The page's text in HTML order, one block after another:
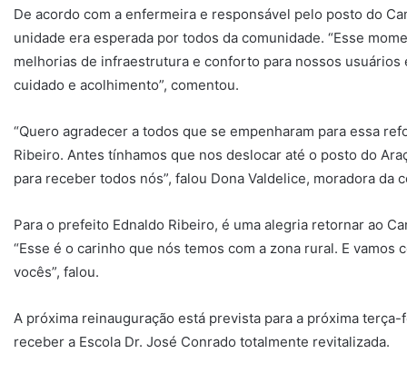
De acordo com a enfermeira e responsável pelo posto do
unidade era esperada por todos da comunidade. “Esse
melhorias de infraestrutura e conforto para nossos
cuidado e acolhimento”, comentou.
“Quero agradecer a todos que se empenharam para essa
Ribeiro. Antes tínhamos que nos deslocar até o posto do
para receber todos nós”, falou Dona Valdelice, moradora da
Para o prefeito Ednaldo Ribeiro, é uma alegria retornar ao
“Esse é o carinho que nós temos com a zona rural. E
vocês”, falou.
A próxima reinauguração está prevista para a próxima
receber a Escola Dr. José Conrado totalmente revitalizada.